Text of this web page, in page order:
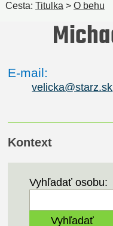
Cesta: Titulka > O behu
E-mail:
velicka@starz.sk
Kontext
Vyhľadať osobu: